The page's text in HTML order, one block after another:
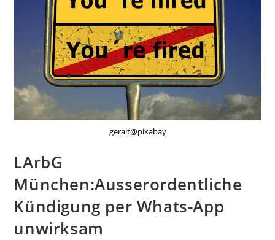
geralt@pixabay
LArbG
München:Ausserordentliche
Kündigung per Whats-App
unwirksam